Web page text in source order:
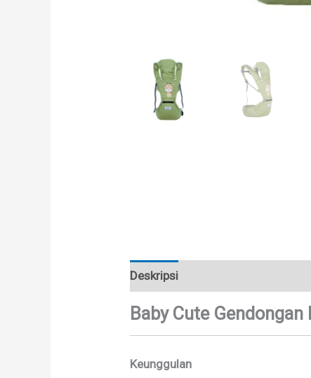
Deskripsi
Baby Cute
Keunggulan